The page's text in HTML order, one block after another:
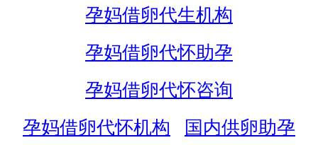
孕妈借卵代生机构
孕妈借卵代怀助孕
孕妈借卵代怀咨询
孕妈借卵代怀机构
国内供卵助孕